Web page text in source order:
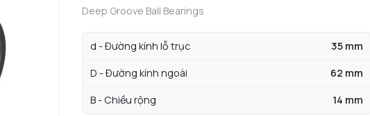
Deep Groove Ball Bearings
d - Đường kính lỗ trục 35 mm
D - Đường kính ngoài 62 mm
B - Chiều rộng 14 mm